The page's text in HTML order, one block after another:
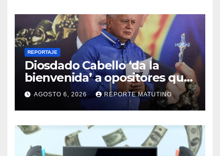
REPORTAJE
Diosdado Cabello ‘da la
bienvenida’ a opositores que
llegaron al país para diálogo
con el gobierno
AGOSTO 6, 2026 REPORTE MATUTINO